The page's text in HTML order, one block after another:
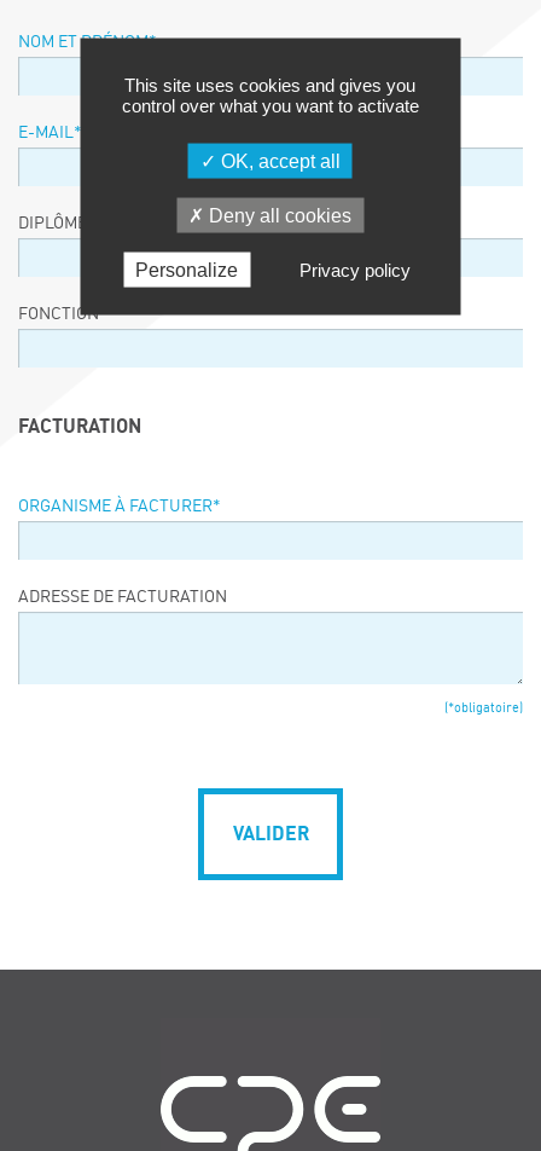
NOM ET PRÉNOM*
E-MAIL *
DIPLÔME / EQUIVALENCE / NIVEAU
FONCTION
FACTURATION
ORGANISME À FACTURER*
ADRESSE DE FACTURATION
(*obligatoire)
VALIDER
This site uses cookies and gives you
control over what you want to activate
OK, accept all
Deny all cookies
Personalize Privacy policy